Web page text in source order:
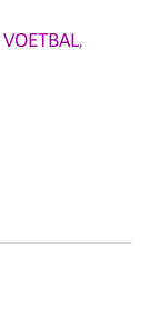
VOETBAL,